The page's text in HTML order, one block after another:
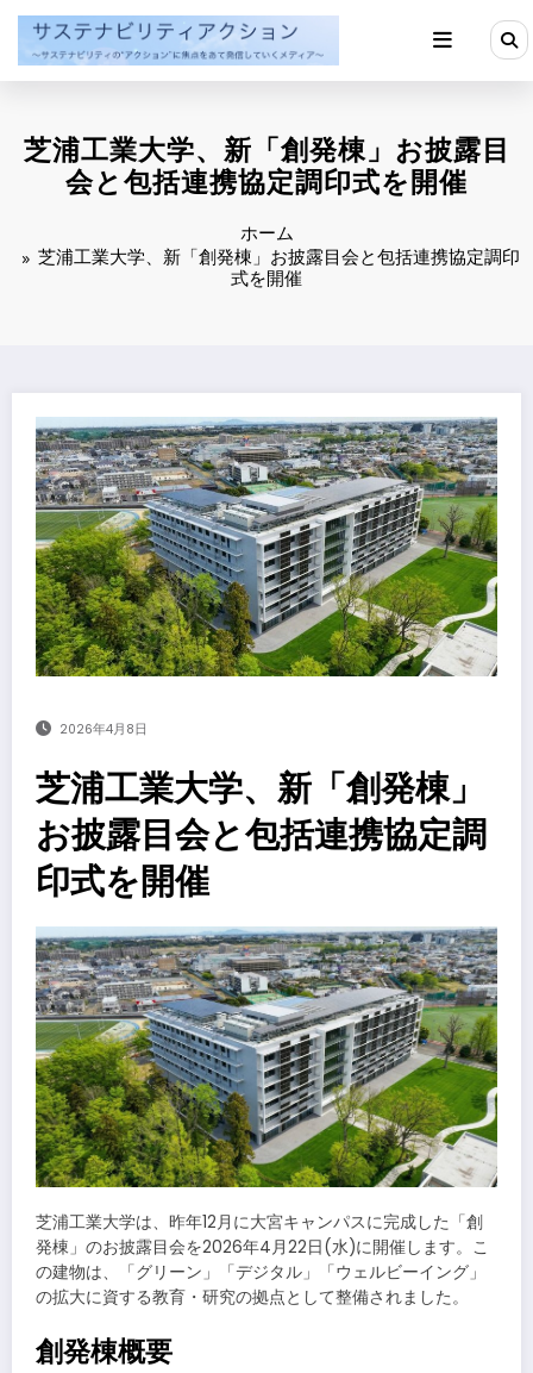
ン
芝浦工業大学、新「創発棟」お披露目
会と包括連携協定調印式を開催
ホーム
芝浦工業大学、新「創発棟」お披露目会と包括連携協定調印
式を開催
2026年4月8日
芝浦工業大学、新「創発棟」
お披露目会と包括連携協定調
印式を開催
芝浦工業大学は、昨年12月に大宮キャンパスに完成した「創
発棟」のお披露目会を2026年4月22日(水)に開催します。こ
の建物は、「グリーン」「デジタル」「ウェルビーイング」
の拡大に資する教育・研究の拠点として整備されました。
創発棟概要